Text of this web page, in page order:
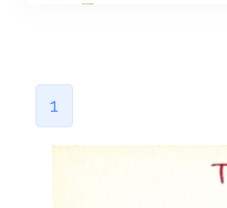
Tommaseo,
Fascicolo
1